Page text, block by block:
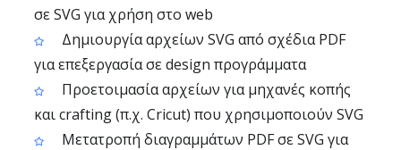
σε SVG για χρήση στο web
Δημιουργία αρχείων SVG από σχέδια PDF
για επεξεργασία σε design προγράμματα
Προετοιμασία αρχείων για μηχανές κοπής
και crafting (π.χ. Cricut) που χρησιμοποιούν SVG
Μετατροπή διαγραμμάτων PDF σε SVG για